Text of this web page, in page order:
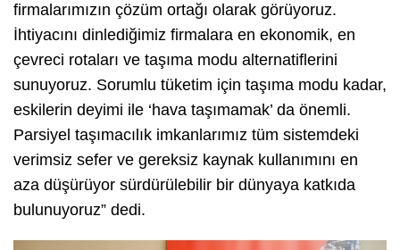
firmalarımızın çözüm ortağı olarak görüyoruz.
İhtiyacını dinlediğimiz firmalara en ekonomik, en
çevreci rotaları ve taşıma modu alternatiflerini
sunuyoruz. Sorumlu tüketim için taşıma modu kadar,
eskilerin deyimi ile ‘hava taşımamak’ da önemli.
Parsiyel taşımacılık imkanlarımız tüm sistemdeki
verimsiz sefer ve gereksiz kaynak kullanımını en
aza düşürüyor sürdürülebilir bir dünyaya katkıda
bulunuyoruz” dedi.